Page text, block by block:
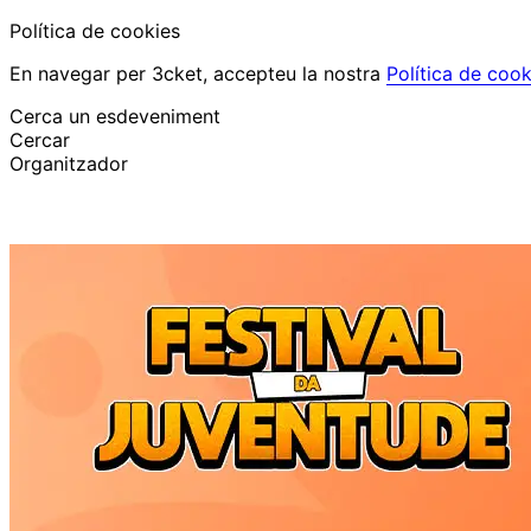
Política de cookies
En navegar per 3cket, accepteu la nostra Política de
Cerca un esdeveniment
Cercar
Organitzador
Català
LoginPromoure esdeveniment